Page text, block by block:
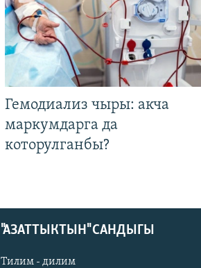
Гемодиализ чыры: акча
маркумдарга да
которулганбы?
"АЗАТТЫКТЫН" САНДЫГЫ
Тилим - дилим